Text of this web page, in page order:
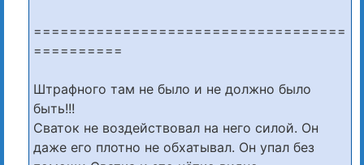
===================================
==========
Штрафного там не было и не должно было
быть!!!
Сваток не воздействовал на него силой. Он
даже его плотно не обхатывал. Он упал без